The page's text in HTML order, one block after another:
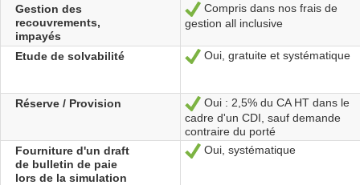
Gestion des
recouvrements,
impayés
Sí
Compris dans nos frais de
gestion all inclusive
Etude de solvabilité Sí
Oui, gratuite et systématique
Réserve / Provision Sí
Oui : 2,5% du CA HT dans le
cadre d'un CDI, sauf demande
contraire du porté
Fourniture d'un draft
de bulletin de paie
lors de la simulation
Sí
Oui, systématique